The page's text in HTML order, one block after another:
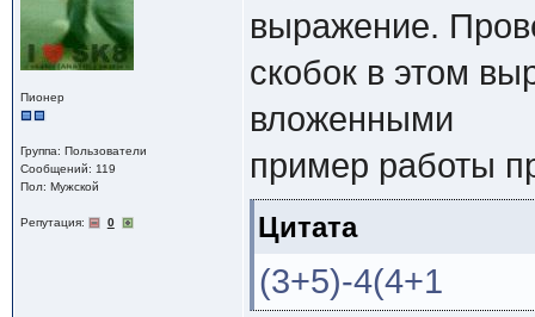
Пионер
Группа: Пользователи
Сообщений: 119
Пол: Мужской
Репутация: 0
выражение.
скобок в этом
вложенными
пример работы
Цитата
(3+5)-4(4+1